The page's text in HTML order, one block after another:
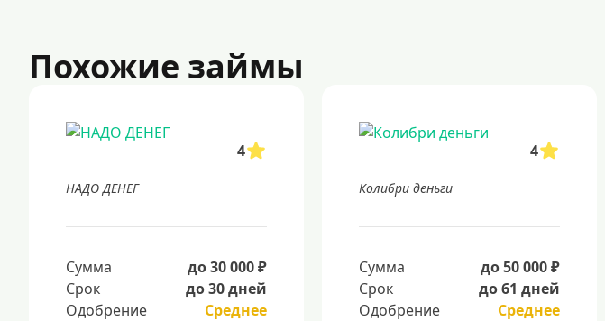
Похожие займы
4
НАДО ДЕНЕГ
Сумма
до 30 000 ₽
Срок
до 30 дней
Одобрение
Среднее
4
Колибри деньги
Сумма
до 50 000 ₽
Срок
до 61 дней
Одобрение
Среднее